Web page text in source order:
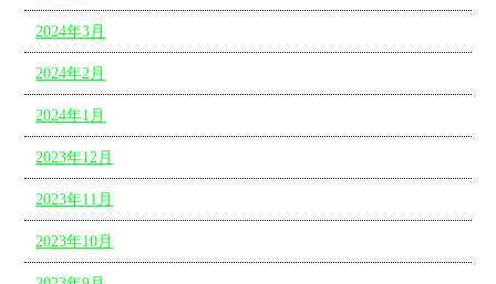
2024年3月
2024年2月
2024年1月
2023年12月
2023年11月
2023年10月